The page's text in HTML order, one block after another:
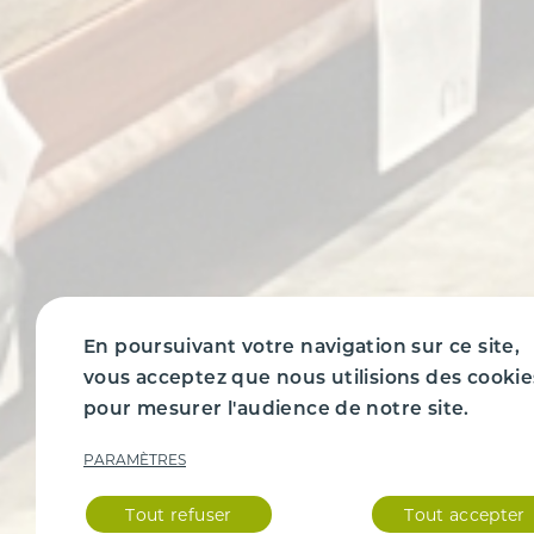
En poursuivant votre navigation sur ce site,
vous acceptez que nous utilisions des
pour mesurer l'audience de notre site.
PARAMÈTRES
Tout refuser Tout accepter